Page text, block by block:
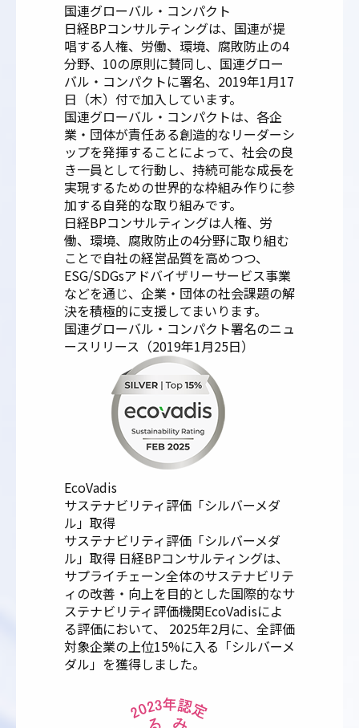
国連グローバル・コンパクト
日経BPコンサルティングは、国連が提
唱する人権、労働、環境、腐敗防止の4
分野、10の原則に賛同し、国連グロー
バル・コンパクトに署名、2019年1月17
日（木）付で加入しています。
国連グローバル・コンパクトは、各企
業・団体が責任ある創造的なリーダーシ
ップを発揮することによって、社会の良
き一員として行動し、持続可能な成長を
実現するための世界的な枠組み作りに参
加する自発的な取り組みです。
日経BPコンサルティングは人権、労
働、環境、腐敗防止の4分野に取り組む
ことで自社の経営品質を高めつつ、
ESG/SDGsアドバイザリーサービス事業
などを通じ、企業・団体の社会課題の解
決を積極的に支援してまいります。
国連グローバル・コンパクト署名のニュ
ースリリース（2019年1月25日）
EcoVadis
サステナビリティ評価「シルバーメダ
ル」取得
サステナビリティ評価「シルバーメダ
ル」取得 日経BPコンサルティングは、
サプライチェーン全体のサステナビリテ
ィの改善・向上を目的とした国際的なサ
ステナビリティ評価機関EcoVadisによ
る評価において、 2025年2月に、全評価
対象企業の上位15%に入る「シルバーメ
ダル」を獲得しました。